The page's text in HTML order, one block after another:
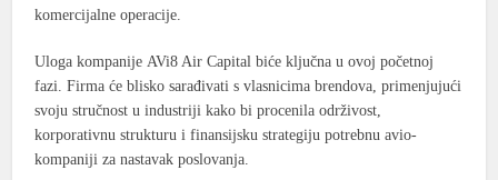
komercijalne operacije.
Uloga kompanije AVi8 Air Capital biće ključna u ovoj početnoj
fazi. Firma će blisko sarađivati ​​s vlasnicima brendova, primenjujući
svoju stručnost u industriji kako bi procenila održivost,
korporativnu strukturu i finansijsku strategiju potrebnu avio-
kompaniji za nastavak poslovanja.